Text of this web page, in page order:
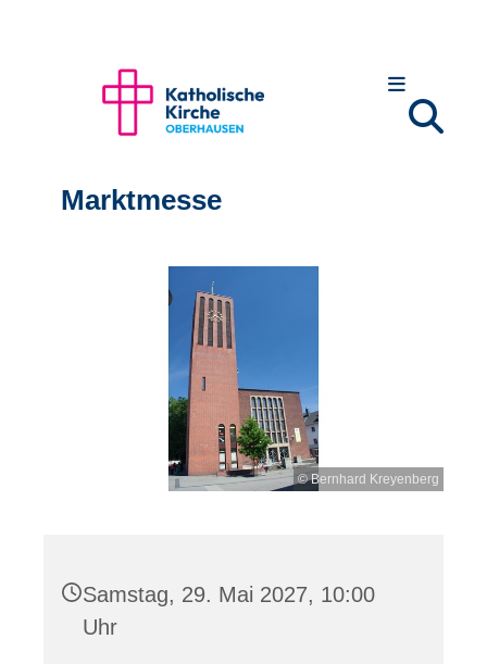
Marktmesse
© Bernhard Kreyenberg
Samstag, 29. Mai 2027, 10:00
Uhr